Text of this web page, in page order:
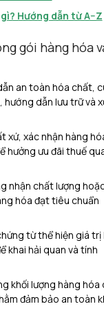
Hướng dẫn từ A–Z
gói hàng hóa
an toàn hóa chất,
dẫn lưu trữ và
xứ, xác nhận hàng
hưởng ưu đãi thuế
nhận chất lượng
hóa đạt tiêu chuẩn
từ thể hiện giá trị
khai hải quan và tính
khối lượng hàng hóa
đảm bảo an toàn